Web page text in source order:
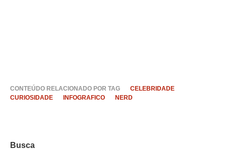
CONTEÚDO RELACIONADO POR TAG
CELEBRIDADE
CURIOSIDADE
INFOGRAFICO NERD
Busca